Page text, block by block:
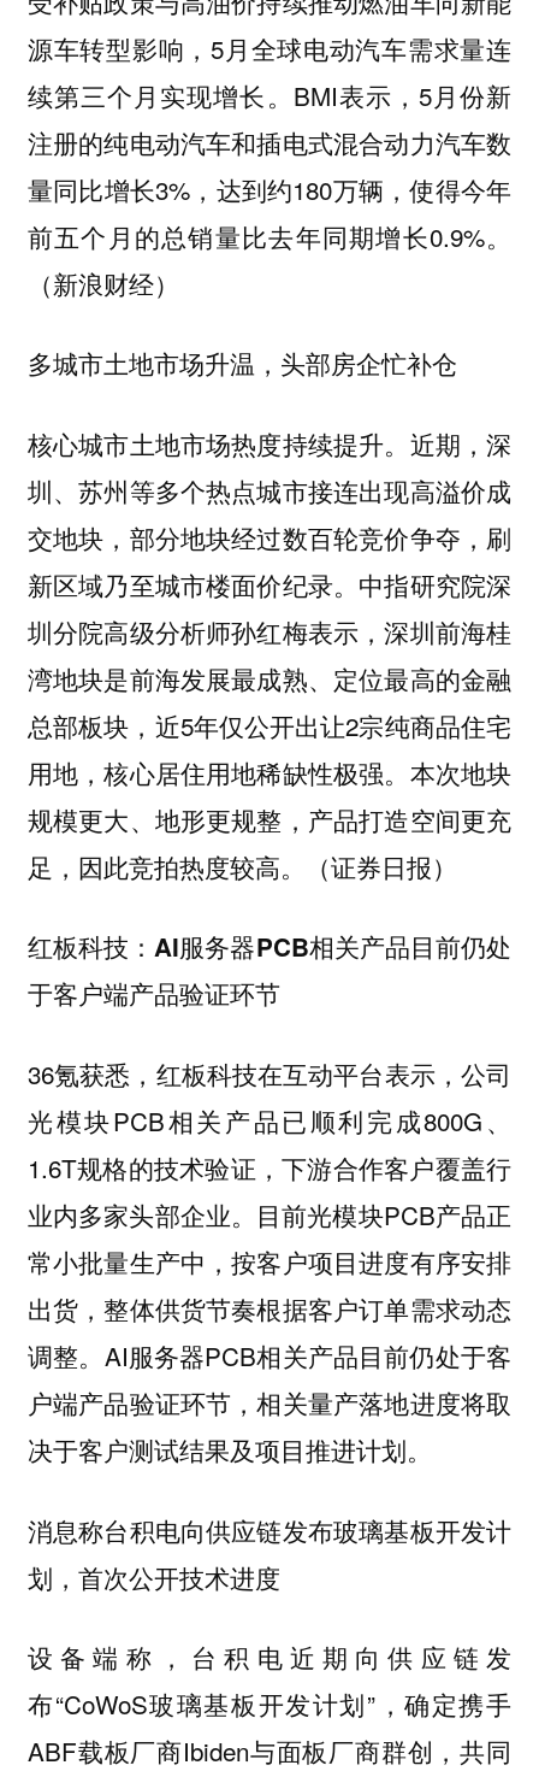
源车转型影响，5月全球电动汽车需求量连
续第三个月实现增长。BMI表示，5月份新
注册的纯电动汽车和插电式混合动力汽车数
量同比增长3%，达到约180万辆，使得今年
前五个月的总销量比去年同期增长0.9%。
（新浪财经）
多城市土地市场升温，头部房企忙补仓
核心城市土地市场热度持续提升。近期，深
圳、苏州等多个热点城市接连出现高溢价成
交地块，部分地块经过数百轮竞价争夺，刷
新区域乃至城市楼面价纪录。中指研究院深
圳分院高级分析师孙红梅表示，深圳前海桂
湾地块是前海发展最成熟、定位最高的金融
总部板块，近5年仅公开出让2宗纯商品住宅
用地，核心居住用地稀缺性极强。本次地块
规模更大、地形更规整，产品打造空间更充
足，因此竞拍热度较高。（证券日报）
红板科技：AI服务器PCB相关产品目前仍处
于客户端产品验证环节
36氪获悉，红板科技在互动平台表示，公司
光模块PCB相关产品已顺利完成800G、
1.6T规格的技术验证，下游合作客户覆盖行
业内多家头部企业。目前光模块PCB产品正
常小批量生产中，按客户项目进度有序安排
出货，整体供货节奏根据客户订单需求动态
调整。AI服务器PCB相关产品目前仍处于客
户端产品验证环节，相关量产落地进度将取
决于客户测试结果及项目推进计划。
消息称台积电向供应链发布玻璃基板开发计
划，首次公开技术进度
设备端称，台积电近期向供应链发
布“CoWoS玻璃基板开发计划”，确定携手
ABF载板厂商Ibiden与面板厂商群创，共同